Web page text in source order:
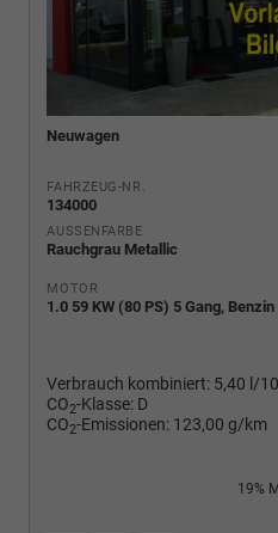
Neuwagen
FAHRZEUG-NR.
134000
AUSSENFARBE
Rauchgrau Metallic
MOTOR
1.0 59 KW (80 PS) 5 Gang, Benzin
Verbrauch kombiniert: 5,40 l/
CO2-Klasse: D
CO2-Emissionen: 123,00 g/km
19%